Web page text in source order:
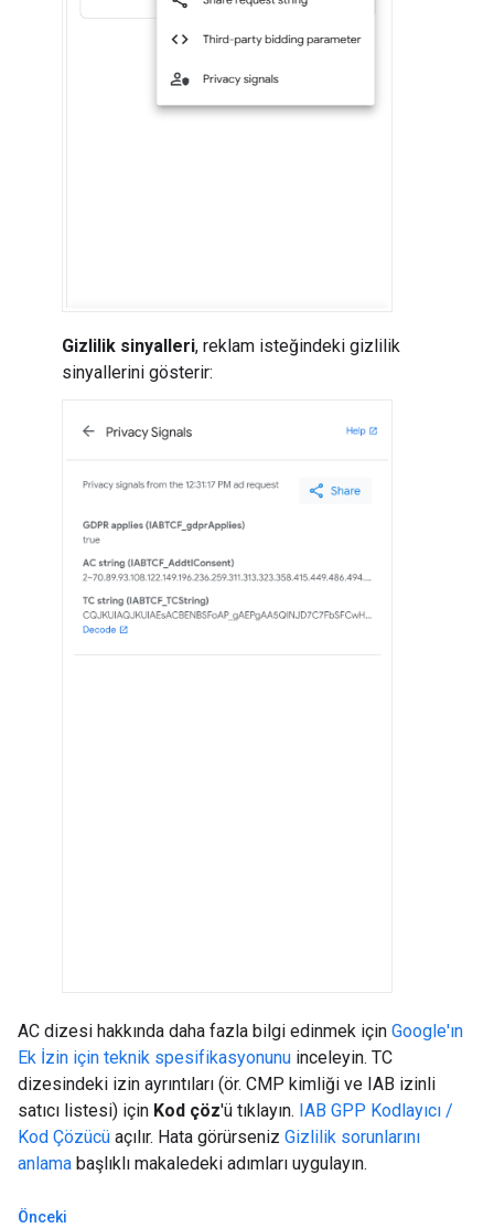
Gizlilik sinyalleri, reklam isteğindeki gizlilik
sinyallerini gösterir:
AC dizesi hakkında daha fazla bilgi edinmek için Google'ın
Ek İzin için teknik spesifikasyonunu inceleyin. TC
dizesindeki izin ayrıntıları (ör. CMP kimliği ve IAB izinli
satıcı listesi) için Kod çöz'ü tıklayın. IAB GPP Kodlayıcı /
Kod Çözücü açılır. Hata görürseniz Gizlilik sorunlarını
anlama başlıklı makaledeki adımları uygulayın.
Önceki